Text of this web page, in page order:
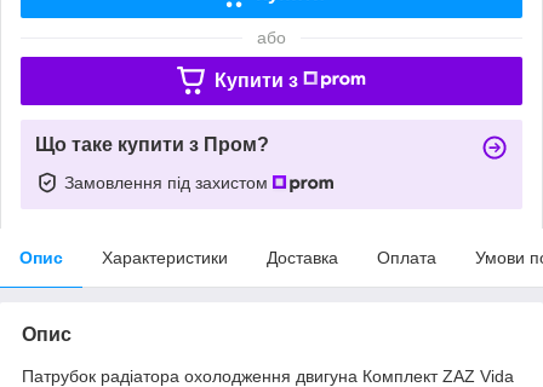
або
Купити з
Що таке купити з Пром?
Замовлення під захистом
Опис Характеристики Доставка Оплата Умови
Опис
Патрубок радіатора охолодження двигуна Комплект ZAZ Vida